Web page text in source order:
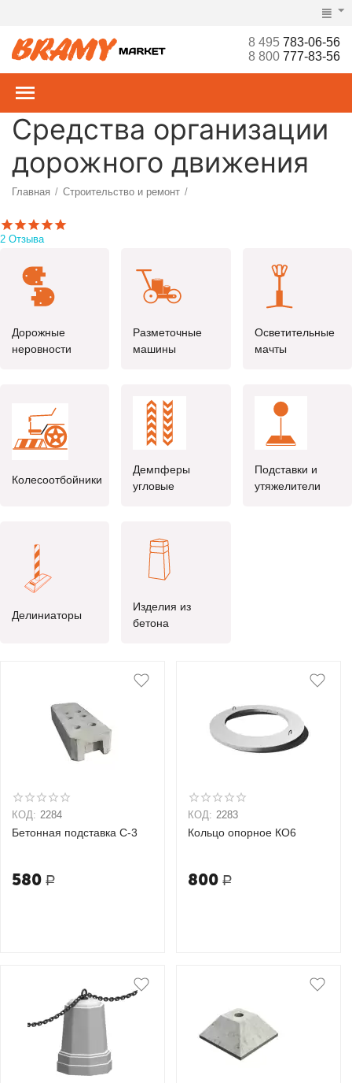
8 495783-06-56
8 800777-83-56
Средства организации
дорожного движения
Главная / Строительство и ремонт /
Ворота, рольставни, шлагбаумы, турникеты, СКУД
2 Отзыва
Дорожные
неровности
Разметочные
машины
Осветительные
мачты
Колесоотбойники
Демпферы
угловые
Подставки и
утяжелители
Делиниаторы
Изделия из
бетона
КОД: 2284
Бетонная подставка С-3
580 Р
КОД: 2283
Кольцо опорное КО6
800 Р